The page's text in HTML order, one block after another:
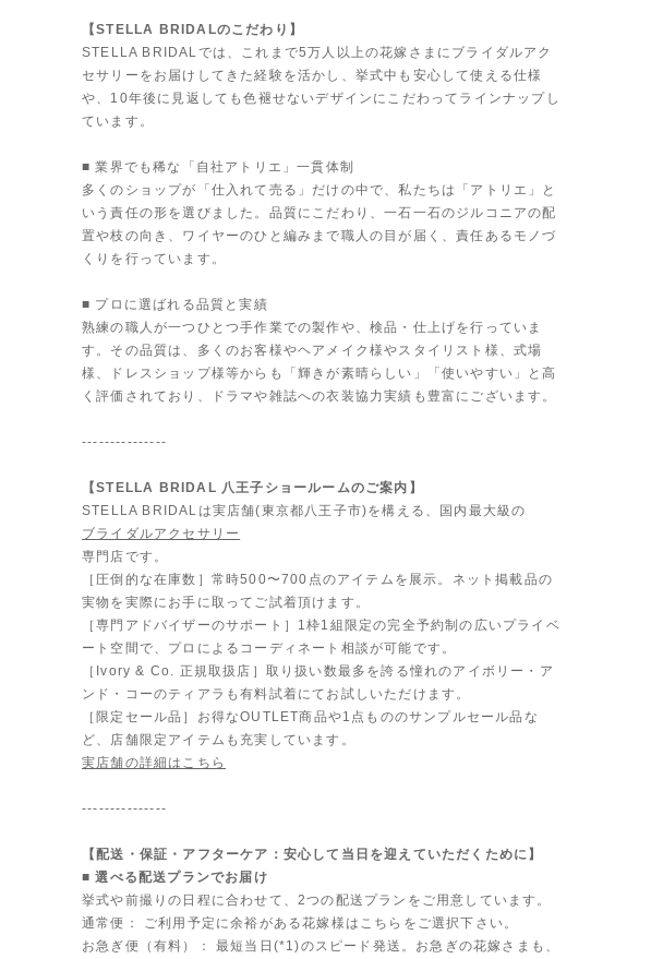
【STELLA BRIDALのこだわり】
STELLA BRIDALでは、これまで5万人以上の花嫁さまにブライダルアク
セサリーをお届けしてきた経験を活かし、挙式中も安心して使える仕様
や、10年後に見返しても色褪せないデザインにこだわってラインナップし
ています。
■ 業界でも稀な「自社アトリエ」一貫体制
多くのショップが「仕入れて売る」だけの中で、私たちは「アトリエ」と
いう責任の形を選びました。品質にこだわり、一石一石のジルコニアの配
置や枝の向き、ワイヤーのひと編みまで職人の目が届く、責任あるモノづ
くりを行っています。
■ プロに選ばれる品質と実績
熟練の職人が一つひとつ手作業での製作や、検品・仕上げを行っていま
す。その品質は、多くのお客様やヘアメイク様やスタイリスト様、式場
様、ドレスショップ様等からも「輝きが素晴らしい」「使いやすい」と高
く評価されており、ドラマや雑誌への衣装協力実績も豊富にございます。
---------------
【STELLA BRIDAL 八王子ショールームのご案内】
STELLA BRIDALは実店舗(東京都八王子市)を構える、国内最大級の
ブライダルアクセサリー
専門店です。
［圧倒的な在庫数］常時500〜700点のアイテムを展示。ネット掲載品の
実物を実際にお手に取ってご試着頂けます。
［専門アドバイザーのサポート］1枠1組限定の完全予約制の広いプライベ
ート空間で、プロによるコーディネート相談が可能です。
［Ivory & Co. 正規取扱店］取り扱い数最多を誇る憧れのアイボリー・ア
ンド・コーのティアラも有料試着にてお試しいただけます。
［限定セール品］お得なOUTLET商品や1点もののサンプルセール品な
ど、店舗限定アイテムも充実しています。
実店舗の詳細はこちら
---------------
【配送・保証・アフターケア：安心して当日を迎えていただくために】
■ 選べる配送プランでお届け
挙式や前撮りの日程に合わせて、2つの配送プランをご用意しています。
通常便： ご利用予定に余裕がある花嫁様はこちらをご選択下さい。
お急ぎ便（有料）： 最短当日(*1)のスピード発送。お急ぎの花嫁さまも、